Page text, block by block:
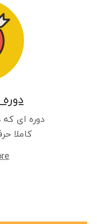
دوره ای
کاملا